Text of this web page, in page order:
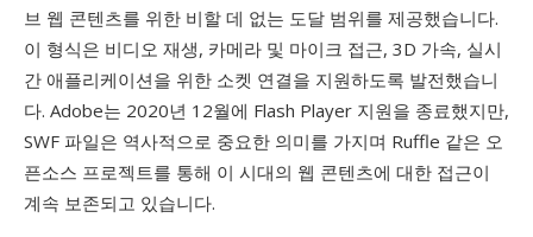
브 웹 콘텐츠를 위한 비할 데 없는 도달 범위를 제공했습니다.
이 형식은 비디오 재생, 카메라 및 마이크 접근, 3D 가속, 실시
간 애플리케이션을 위한 소켓 연결을 지원하도록 발전했습니
다. Adobe는 2020년 12월에 Flash Player 지원을 종료했지만,
SWF 파일은 역사적으로 중요한 의미를 가지며 Ruffle 같은 오
픈소스 프로젝트를 통해 이 시대의 웹 콘텐츠에 대한 접근이
계속 보존되고 있습니다.